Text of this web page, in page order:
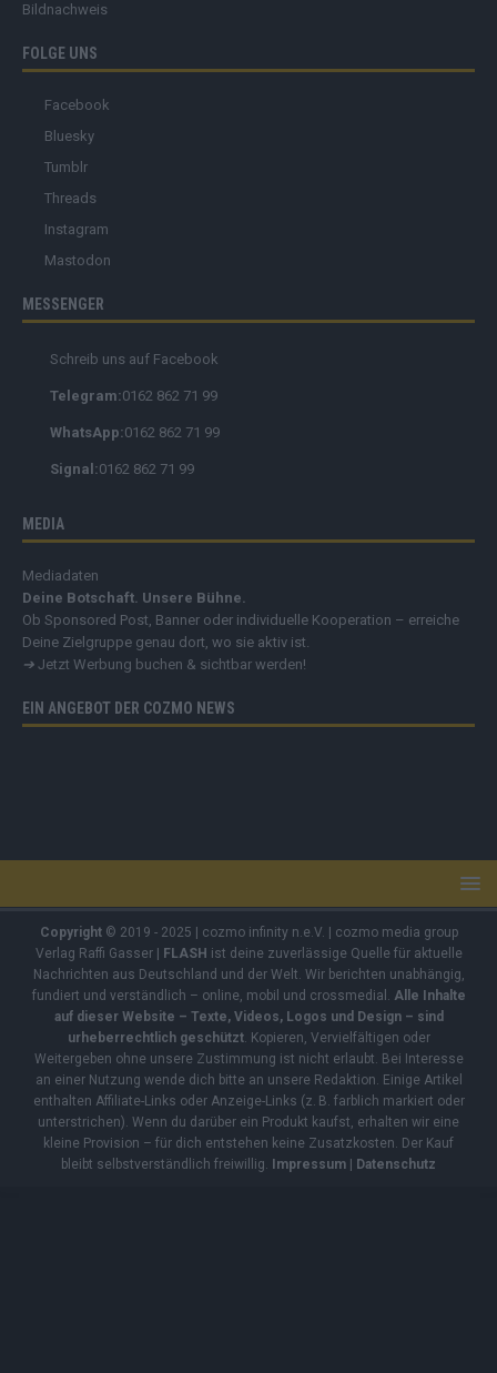
Bildnachweis
FOLGE UNS
Facebook
Bluesky
Tumblr
Threads
Mastodon
Schreib uns auf Facebook
Telegram:0162 862 71 99
WhatsApp:0162 862 71 99
Ob Sponsored Post, Banner oder individuelle Kooperation – erreiche
Deine Zielgruppe genau dort, wo sie aktiv ist.
Jetzt Werbung buchen & sichtbar werden!
EIN ANGEBOT DER COZMO NEWS
Copyright© 2019 - 2025 | cozmo infinity n.e.V. | cozmo media group